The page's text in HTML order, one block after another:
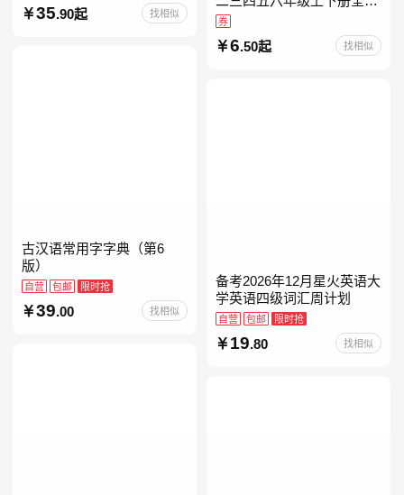
35.90起 找相似
人教版读读童谣和儿歌小鲤
鱼跳龙门和大人一起读中国
古代寓言安徒生童话学生阅
券
6.50起 找相似
古汉语常用字字典（第6
版）
自营 包邮 限时抢
39.00 找相似
备考2026年12月星火英语大
学英语四级词汇周计划
自营 包邮 限时抢
19.80 找相似